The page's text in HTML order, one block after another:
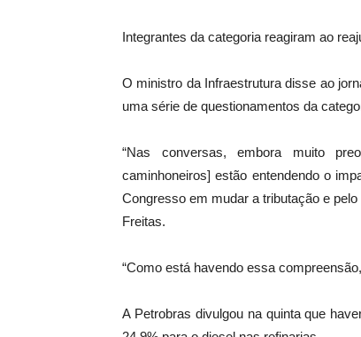
Integrantes da categoria reagiram ao
O ministro da Infraestrutura disse ao
uma série de questionamentos da
“Nas conversas, embora muito
caminhoneiros] estão entendendo o
Congresso em mudar a tributação e
Freitas.
“Como está havendo essa
A Petrobras divulgou na quinta que